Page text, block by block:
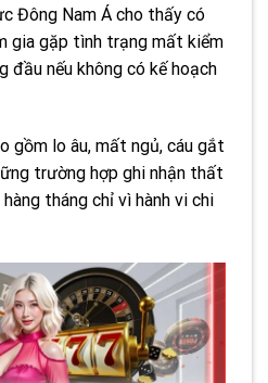
Đông Nam Á cho thấy có
gia gặp tình trạng mất kiểm
đầu nếu không có kế hoạch
gồm lo âu, mất ngủ, cáu gắt
trường hợp ghi nhận thất
tháng chỉ vì hành vi chi